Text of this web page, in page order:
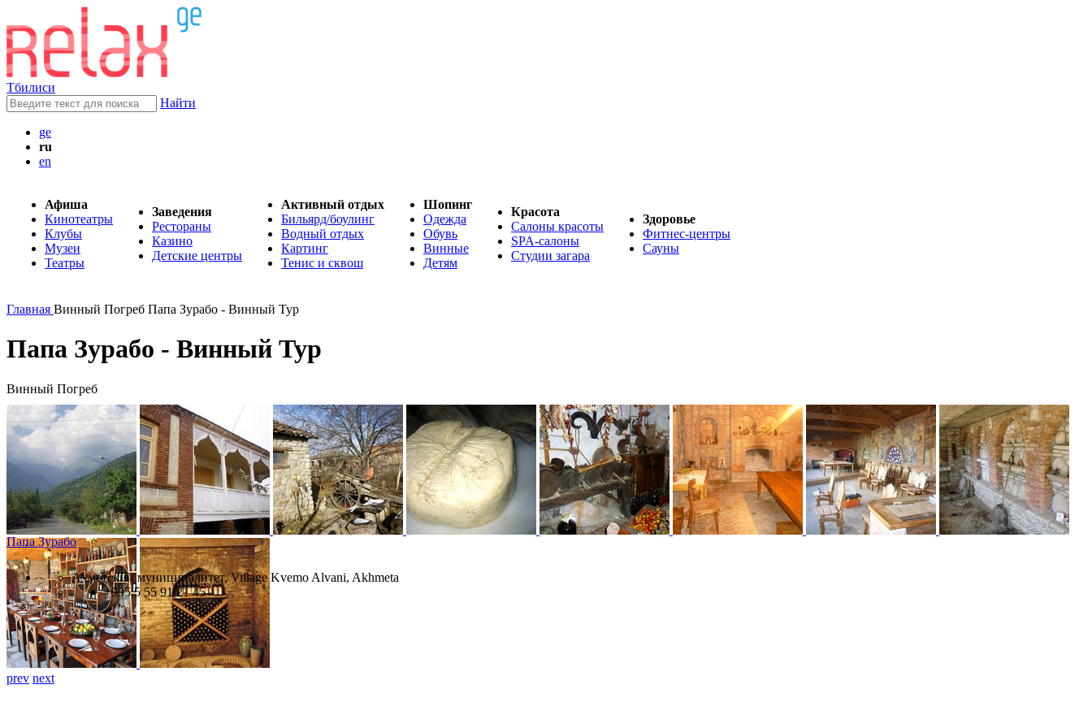
Тбилиси
Найти
ge
ru
en
Афиша
Кинотеатры
Клубы
Музеи
Театры
Заведения
Рестораны
Казино
Детские центры
Активный отдых
Бильярд/боулинг
Водный отдых
Картинг
Тенис и сквош
Шопинг
Одежда
Обувь
Винные
Детям
Красота
Салоны красоты
SPA-салоны
Студии загара
Здоровье
Фитнес-центры
Сауны
Главная Винный Погреб Папа Зурабо - Винный Тур
Папа Зурабо - Винный Тур
Винный Погреб
prev next
Папа Зурабо
Ахметский муниципалитет, Village Kvemo Alvani, Akhmeta
+995 5 55 91 21 45